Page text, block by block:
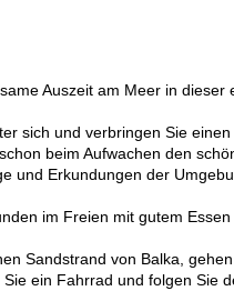
Auszeit am Meer in dieser
sich und verbringen Sie
beim Aufwachen den
und Erkundungen der
im Freien mit gutem
Sandstrand von Balka,
ein Fahrrad und folgen Sie